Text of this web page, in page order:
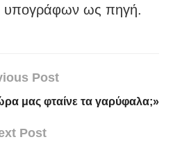
υπογράφων ως πηγή.
Post
μας φταίνε τα γαρύφαλα;»
Post